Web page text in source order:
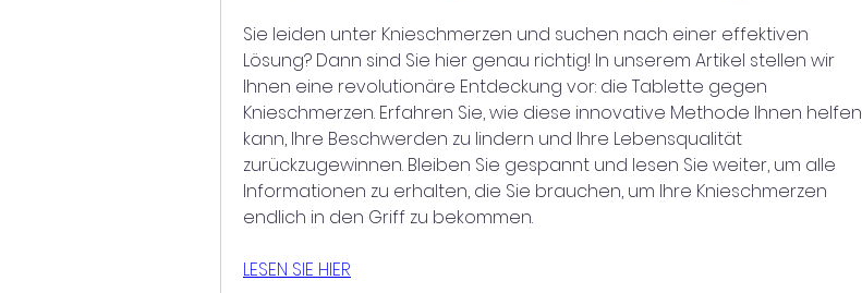
Sie leiden unter Knieschmerzen und suchen nach einer effektiven
Lösung? Dann sind Sie hier genau richtig! In unserem Artikel stellen wir
Ihnen eine revolutionäre Entdeckung vor: die Tablette gegen
Knieschmerzen. Erfahren Sie, wie diese innovative Methode Ihnen helfen
kann, Ihre Beschwerden zu lindern und Ihre Lebensqualität
zurückzugewinnen. Bleiben Sie gespannt und lesen Sie weiter, um alle
Informationen zu erhalten, die Sie brauchen, um Ihre Knieschmerzen
endlich in den Griff zu bekommen.
LESEN SIE HIER